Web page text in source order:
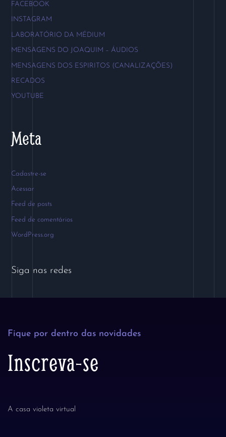
FACEBOOK
INSTAGRAM
LABORATÓRIO DA MÉDIUM
MENSAGENS DO JOAQUIM – ÁUDIOS
MENSAGENS DOS ESPIRITOS (CANALIZAÇÕES)
RECADOS
YOUTUBE
Meta
Cadastre-se
Acessar
Feed de posts
Feed de comentários
WordPress.org
Siga nas redes
Fique por dentro das novidades
Inscreva-se
A casa violeta virtual